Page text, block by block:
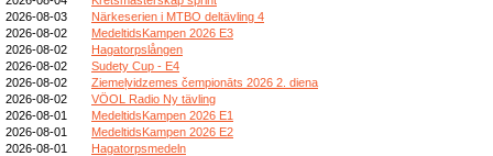
2026-08-03
Närkeserien i MTBO deltävling 4
2026-08-02
MedeltidsKampen 2026 E3
2026-08-02
Hagatorpslången
2026-08-02
Sudety Cup - E4
2026-08-02
Ziemeļvidzemes čempionāts 2026 2. diena
2026-08-02
VÖOL Radio Ny tävling
2026-08-01
MedeltidsKampen 2026 E1
2026-08-01
MedeltidsKampen 2026 E2
2026-08-01
Hagatorpsmedeln